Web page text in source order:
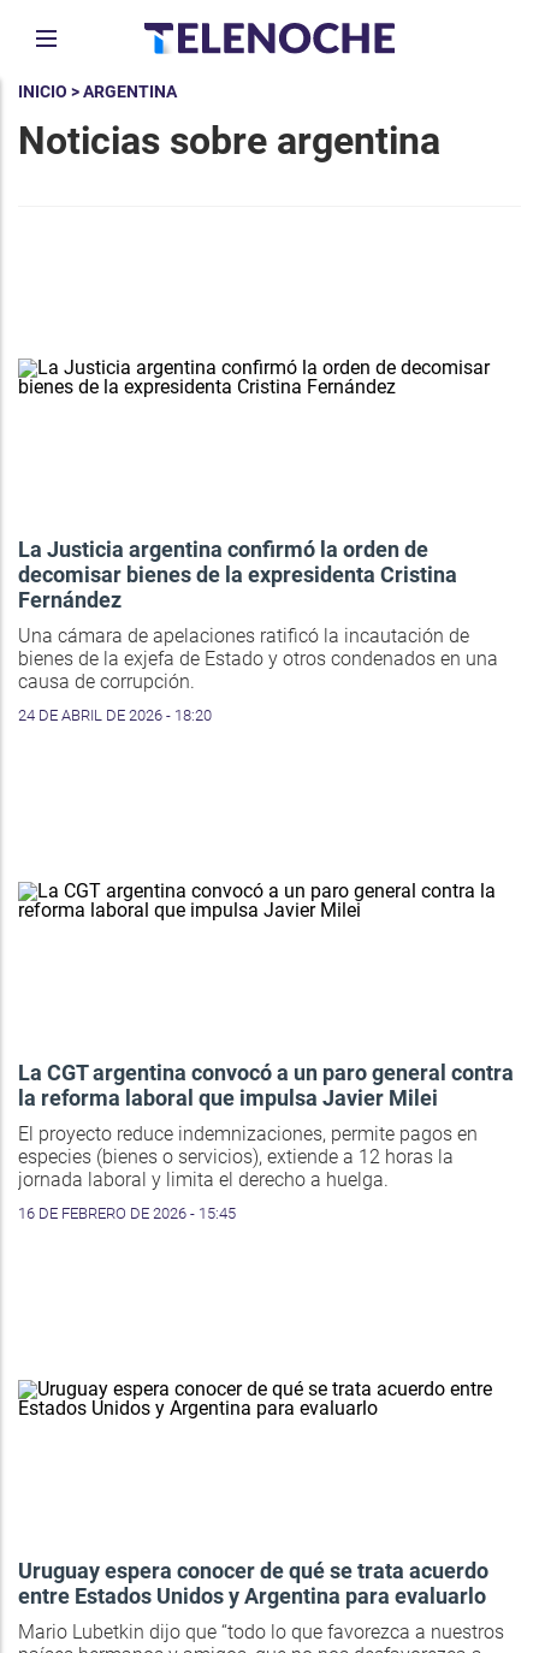
INICIO > ARGENTINA
Noticias sobre argentina
La Justicia argentina confirmó la orden de
decomisar bienes de la expresidenta Cristina
Fernández
Una cámara de apelaciones ratificó la incautación de
bienes de la exjefa de Estado y otros condenados en una
causa de corrupción.
24 DE ABRIL DE 2026 - 18:20
La CGT argentina convocó a un paro general contra
la reforma laboral que impulsa Javier Milei
El proyecto reduce indemnizaciones, permite pagos en
especies (bienes o servicios), extiende a 12 horas la
jornada laboral y limita el derecho a huelga.
16 DE FEBRERO DE 2026 - 15:45
Uruguay espera conocer de qué se trata acuerdo
entre Estados Unidos y Argentina para evaluarlo
Mario Lubetkin dijo que “todo lo que favorezca a nuestros